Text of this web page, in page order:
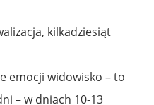
kilkadziesiąt
emocji widowisko – to
– w dniach 10-13